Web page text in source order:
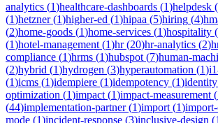
analytics (1)healthcare-dashboards (1)helpdesk (
(1)hetzner(1)higher-ed (1)hipaa (5)hiring (4)
(2)home-goods (1)home-services (1)hospitality (
(1)hotel-management (1)hr(20)hr-analytics (2)
compliance (1)hrms (1)hubspot (7)human-
(2)hybrid (1)hydrogen (3)hyperautomation (1)
(1)icms (1)idempiere (1)idempotency (1)identity
optimization (1)impact (1)impact-measurement (
(44)implementation-partner(1)import (1)
mode (1)incident-response (3)inclusive-design (1